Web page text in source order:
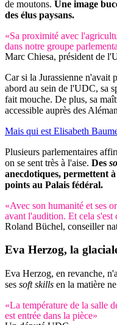
de moutons. Une image
des élus paysans.
«Sa proximité avec
dans notre groupe
Marc Chiesa, président de
Car si la Jurassienne n'avait
abord au sein de l'UDC, sa
fait mouche. De plus, sa
accessible auprès des
Mais qui est Elisabeth
Plusieurs parlementaires
on se sent très à l'aise. Des
anecdotiques, permettent
points au Palais fédéral.
«Avec son humanité et ses
avant l'audition. Et cela s'est
Roland Büchel, conseiller
Eva Herzog, la
Eva Herzog, en revanche,
ses soft skills en la matière
«La température de la salle
est entrée dans la pièce»